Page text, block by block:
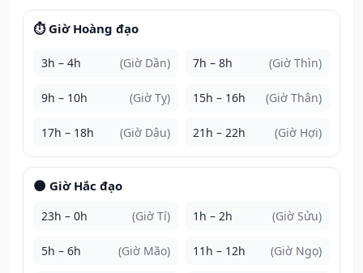
⏱️ Giờ Hoàng đạo
3h – 4h (Giờ Dần) 7h – 8h (Giờ Thìn)
9h – 10h (Giờ Tỵ) 15h – 16h (Giờ Thân)
17h – 18h (Giờ Dậu) 21h – 22h (Giờ Hợi)
🌑 Giờ Hắc đạo
23h – 0h (Giờ Tí) 1h – 2h (Giờ Sửu)
5h – 6h (Giờ Mão) 11h – 12h (Giờ Ngọ)